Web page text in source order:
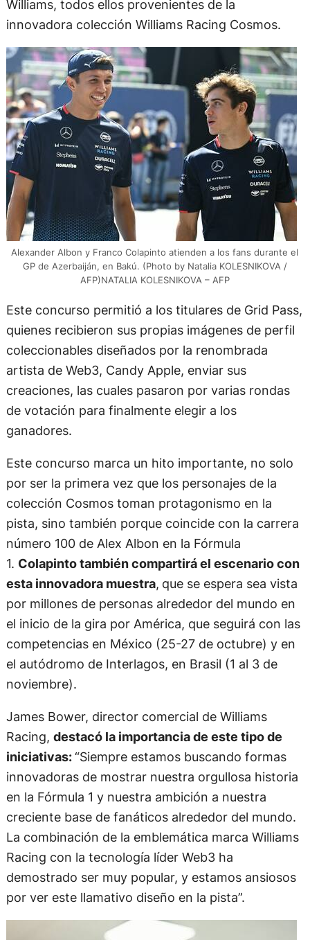
Williams, todos ellos provenientes de la
innovadora colección Williams Racing Cosmos.
Alexander Albon y Franco Colapinto atienden a los fans durante el
GP de Azerbaiján, en Bakú. (Photo by Natalia KOLESNIKOVA /
AFP)NATALIA KOLESNIKOVA – AFP
Este concurso permitió a los titulares de Grid Pass,
quienes recibieron sus propias imágenes de perfil
coleccionables diseñados por la renombrada
artista de Web3, Candy Apple, enviar sus
creaciones, las cuales pasaron por varias rondas
de votación para finalmente elegir a los
ganadores.
Este concurso marca un hito importante, no solo
por ser la primera vez que los personajes de la
colección Cosmos toman protagonismo en la
pista, sino también porque coincide con la carrera
número 100 de Alex Albon en la Fórmula
1. Colapinto también compartirá el escenario con
esta innovadora muestra, que se espera sea vista
por millones de personas alrededor del mundo en
el inicio de la gira por América, que seguirá con las
competencias en México (25-27 de octubre) y en
el autódromo de Interlagos, en Brasil (1 al 3 de
noviembre).
James Bower, director comercial de Williams
Racing, destacó la importancia de este tipo de
iniciativas:“Siempre estamos buscando formas
innovadoras de mostrar nuestra orgullosa historia
en la Fórmula 1 y nuestra ambición a nuestra
creciente base de fanáticos alrededor del mundo.
La combinación de la emblemática marca Williams
Racing con la tecnología líder Web3 ha
demostrado ser muy popular, y estamos ansiosos
por ver este llamativo diseño en la pista”.